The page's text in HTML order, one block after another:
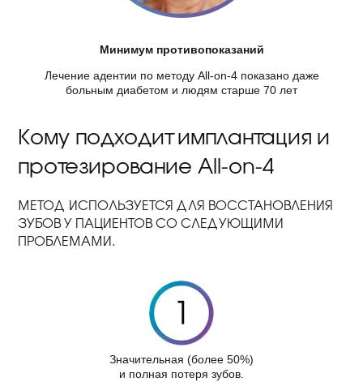
Минимум противопоказаний
Лечение адентии по методу All-on-4 показано даже
больным диабетом и людям старше 70 лет
Кому подходит имплантация и
протезирование All-on-4
МЕТОД ИСПОЛЬЗУЕТСЯ ДЛЯ ВОССТАНОВЛЕНИЯ
ЗУБОВ У ПАЦИЕНТОВ СО СЛЕДУЮЩИМИ
ПРОБЛЕМАМИ.
Значительная (более 50%)
и полная потеря зубов.